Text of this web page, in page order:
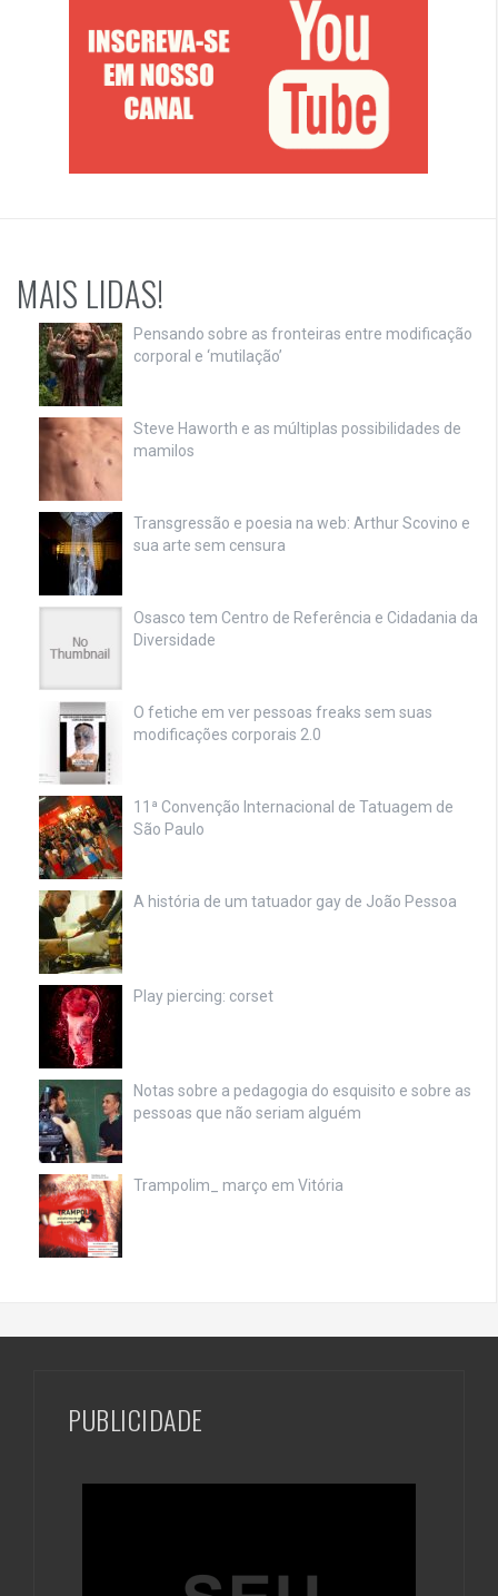
MAIS LIDAS!
Pensando sobre as fronteiras entre modificação
corporal e ‘mutilação’
Steve Haworth e as múltiplas possibilidades de
mamilos
Transgressão e poesia na web: Arthur Scovino e
sua arte sem censura
Osasco tem Centro de Referência e Cidadania da
Diversidade
O fetiche em ver pessoas freaks sem suas
modificações corporais 2.0
11ª Convenção Internacional de Tatuagem de
São Paulo
A história de um tatuador gay de João Pessoa
Play piercing: corset
Notas sobre a pedagogia do esquisito e sobre as
pessoas que não seriam alguém
Trampolim_ março em Vitória
PUBLICIDADE